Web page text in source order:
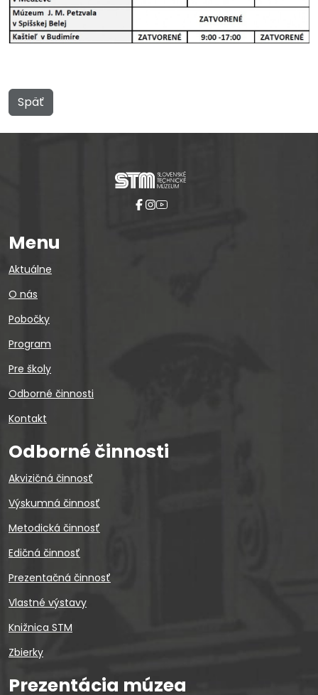
Späť
Menu
Aktuálne
O nás
Pobočky
Program
Pre školy
Odborné činnosti
Kontakt
Odborné činnosti
Akvizičná činnosť
Výskumná činnosť
Metodická činnosť
Edičná činnosť
Prezentačná činnosť
Vlastné výstavy
Knižnica STM
Zbierky
Prezentácia múzea